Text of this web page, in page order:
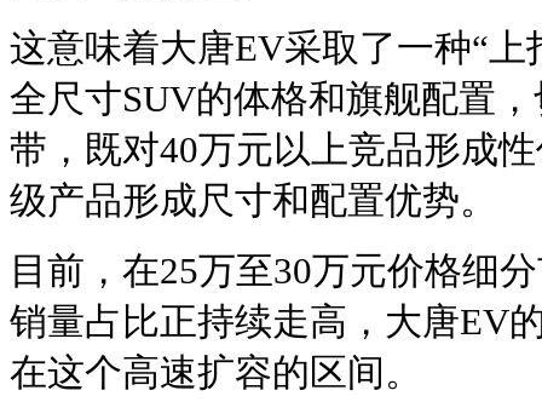
这意味着大唐EV采取了一种“
全尺寸SUV的体格和旗舰配置
带，既对40万元以上竞品形成
级产品形成尺寸和配置优势。
目前，在25万至30万元价格细
销量占比正持续走高，大唐EV
在这个高速扩容的区间。